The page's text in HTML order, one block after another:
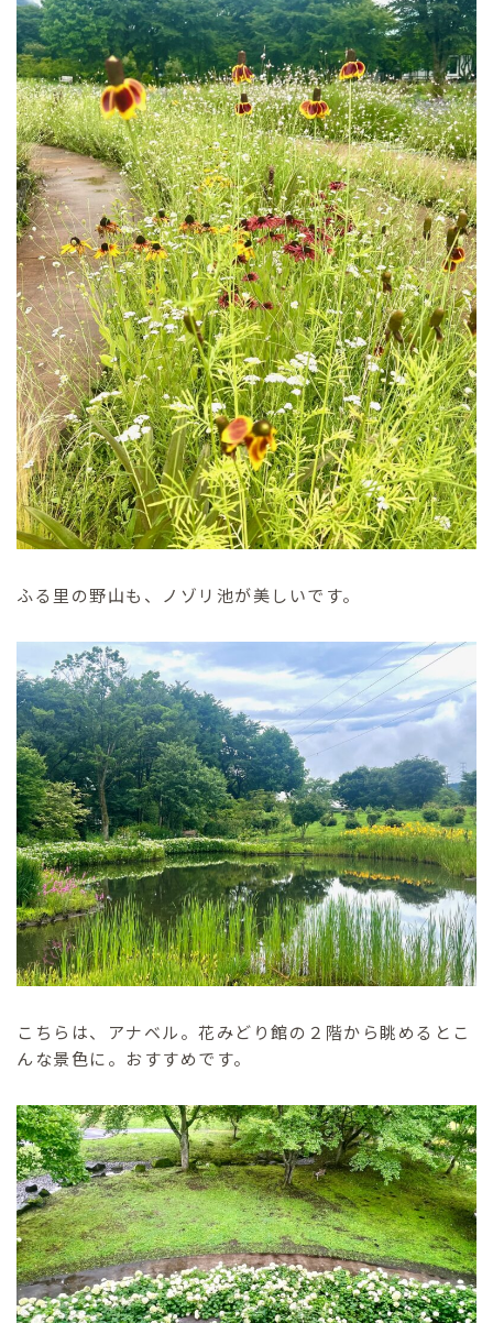
ふる里の野山も、ノゾリ池が美しいです。
こちらは、アナベル。花みどり館の２階から眺めるとこ
んな景色に。おすすめです。